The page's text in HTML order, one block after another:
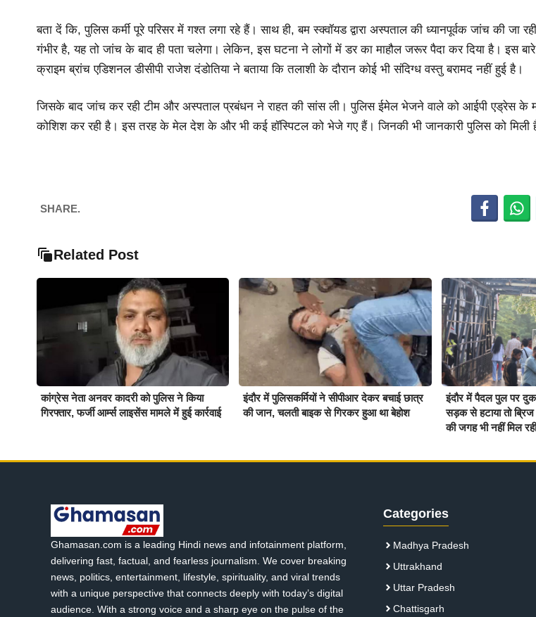
बता दें कि, पुलिस कर्मी पूरे परिसर में गश्त लगा रहे हैं। साथ ही, बम स्क्वॉयड द्वारा अस्पताल की ध्यानपूर्वक जांच की जा
गंभीर है, यह तो जांच के बाद ही पता चलेगा। लेकिन, इस घटना ने लोगों में डर का माहौल जरूर पैदा कर दिया है। इस
क्राइम ब्रांच एडिशनल डीसीपी राजेश दंडोतिया ने बताया कि तलाशी के दौरान कोई भी संदिग्ध वस्तु बरामद नहीं हुई है।
जिसके बाद जांच कर रही टीम और अस्पताल प्रबंधन ने राहत की सांस ली। पुलिस ईमेल भेजने वाले को आईपी एड्रेस के
कोशिश कर रही है। इस तरह के मेल देश के और भी कई हॉस्पिटल को भेजे गए हैं। जिनकी भी जानकारी पुलिस को मिली
SHARE.
Related Post
कांग्रेस नेता अनवर कादरी को पुलिस ने किया
गिरफ्तार, फर्जी आर्म्स लाइसेंस मामले में हुई कार्रवाई
इंदौर में पुलिसकर्मियों ने सीपीआर देकर बचाई छात्र
की जान, चलती बाइक से गिरकर हुआ था बेहोश
इंदौर में पैदल पुल पर
सड़क से हटाया तो
की जगह भी नहीं मिल रही
Ghamasan.com is a leading Hindi news and infotainment platform,
delivering fast, factual, and fearless journalism. We cover breaking
news, politics, entertainment, lifestyle, spirituality, and viral trends
with a unique perspective that connects deeply with today’s digital
audience. With a strong voice and a sharp eye on the pulse of the
Categories
Madhya Pradesh
Uttrakhand
Uttar Pradesh
Chattisgarh